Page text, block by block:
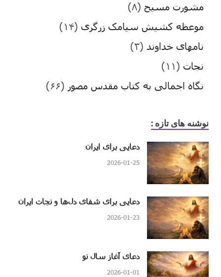
مشورت مسیح (۸)
موعظه کشیش سیامک زرگری (۱۴)
نامهای خداوند (۳)
نجات (۱۱)
نگاه اجمالی به کتاب مقدس مصور (۶۶)
نوشنه های تازه :
دعایی برای ایران
2026-01-25
دعایی برای شفای دل‌ها و نجات ایران
2026-01-23
دعای آغاز سال نو
2026-01-01